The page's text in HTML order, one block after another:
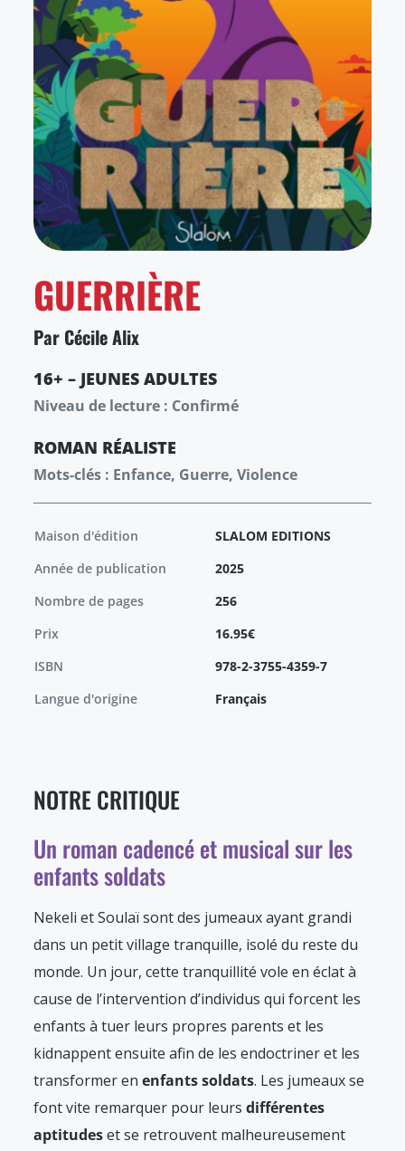
GUERRIÈRE
Par Cécile Alix
16+ – JEUNES ADULTES
Niveau de lecture : Confirmé
ROMAN RÉALISTE
Mots-clés : Enfance, Guerre, Violence
Maison d'édition
SLALOM EDITIONS
Année de publication
2025
Nombre de pages
256
Prix
16.95€
ISBN
978-2-3755-4359-7
Langue d'origine
Français
NOTRE CRITIQUE
Un roman cadencé et musical sur les
enfants soldats
Nekeli et Soulaï sont des jumeaux ayant grandi
dans un petit village tranquille, isolé du reste du
monde. Un jour, cette tranquillité vole en éclat à
cause de l’intervention d’individus qui forcent les
enfants à tuer leurs propres parents et les
kidnappent ensuite afin de les endoctriner et les
transformer en enfants soldats. Les jumeaux se
font vite remarquer pour leurs différentes
aptitudeset se retrouvent malheureusement